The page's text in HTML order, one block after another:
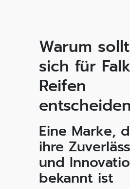
Warum
sich für
Reifen
Eine Marke,
ihre
und
bekannt ist